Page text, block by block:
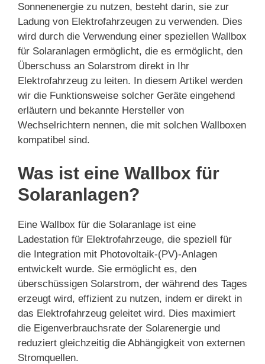
Sonnenenergie zu nutzen, besteht darin, sie zur
Ladung von Elektrofahrzeugen zu verwenden. Dies
wird durch die Verwendung einer speziellen Wallbox
für Solaranlagen ermöglicht, die es ermöglicht, den
Überschuss an Solarstrom direkt in Ihr
Elektrofahrzeug zu leiten. In diesem Artikel werden
wir die Funktionsweise solcher Geräte eingehend
erläutern und bekannte Hersteller von
Wechselrichtern nennen, die mit solchen Wallboxen
kompatibel sind.
Was ist eine Wallbox für
Solaranlagen?
Eine Wallbox für die Solaranlage ist eine
Ladestation für Elektrofahrzeuge, die speziell für
die Integration mit Photovoltaik-(PV)-Anlagen
entwickelt wurde. Sie ermöglicht es, den
überschüssigen Solarstrom, der während des Tages
erzeugt wird, effizient zu nutzen, indem er direkt in
das Elektrofahrzeug geleitet wird. Dies maximiert
die Eigenverbrauchsrate der Solarenergie und
reduziert gleichzeitig die Abhängigkeit von externen
Stromquellen.